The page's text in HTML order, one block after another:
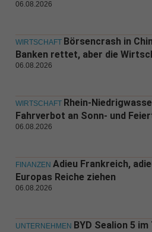
06.08.2026
WIRTSCHAFT Börsencrash in
Banken rettet, aber die
06.08.2026
WIRTSCHAFT Rhein-
Fahrverbot an Sonn- und
06.08.2026
FINANZEN Adieu Frankreich,
Europas Reiche ziehen
06.08.2026
UNTERNEHMEN BYD Sealion 5